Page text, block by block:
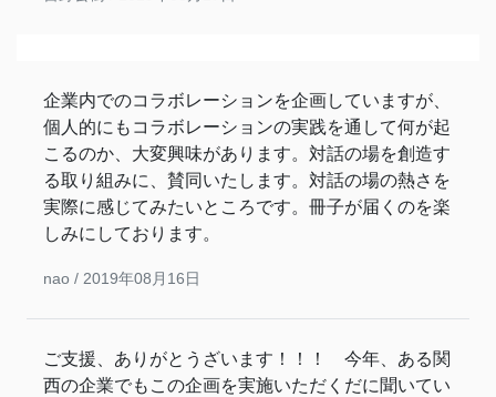
企業内でのコラボレーションを企画していますが、
個人的にもコラボレーションの実践を通して何が起
こるのか、大変興味があります。対話の場を創造す
る取り組みに、賛同いたします。対話の場の熱さを
実際に感じてみたいところです。冊子が届くのを楽
しみにしております。
nao / 2019年08月16日
ご支援、ありがとうざいます！！！ 今年、ある関
西の企業でもこの企画を実施いただくだに聞いてい